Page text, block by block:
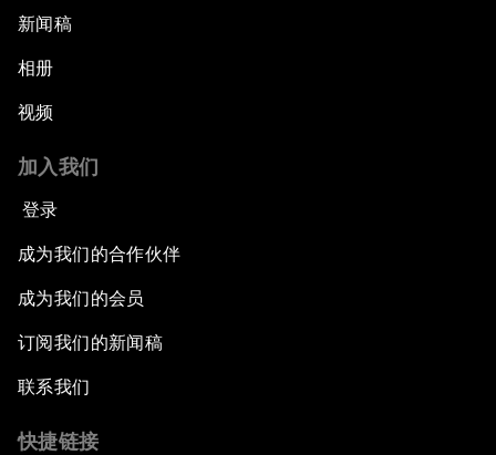
新闻稿
相册
视频
加入我们
登录
成为我们的合作伙伴
成为我们的会员
订阅我们的新闻稿
联系我们
快捷链接